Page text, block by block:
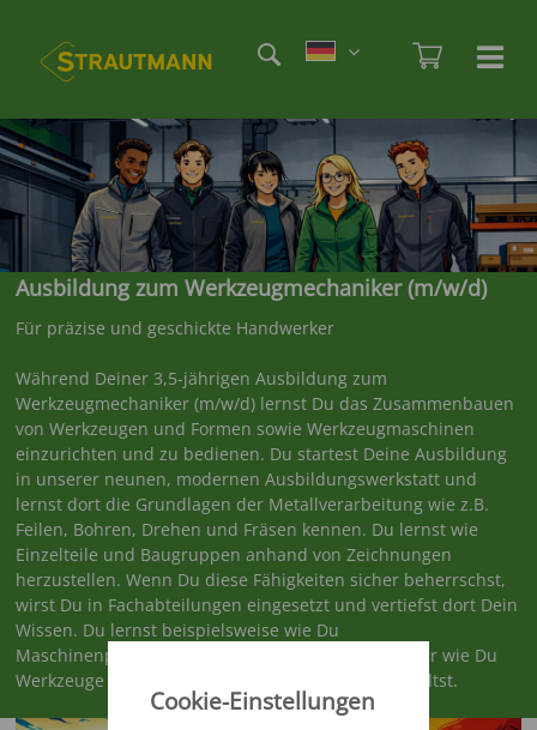
Cookie-Einstellungen
Inhalt
/
Ausbildung zum Werkzeugmechaniker (m/w/d)
Für präzise und geschickte Handwerker
Während Deiner 3,5-jährigen Ausbildung zum
Werkzeugmechaniker (m/w/d) lernst Du das Zusammenbauen
von Werkzeugen und Formen sowie Werkzeugmaschinen
einzurichten und zu bedienen. Du startest Deine Ausbildung
in unserer neunen, modernen Ausbildungswerkstatt und
lernst dort die Grundlagen der Metallverarbeitung wie z.B.
Feilen, Bohren, Drehen und Fräsen kennen. Du lernst wie
Einzelteile und Baugruppen anhand von Zeichnungen
herzustellen. Wenn Du diese Fähigkeiten sicher beherrschst,
wirst Du in Fachabteilungen eingesetzt und vertiefst dort Dein
Wissen. Du lernst beispielsweise wie Du
Maschinenprogramme erstellst und verbessert oder wie Du
Werkzeuge und Maschinen wartest und instand hältst.